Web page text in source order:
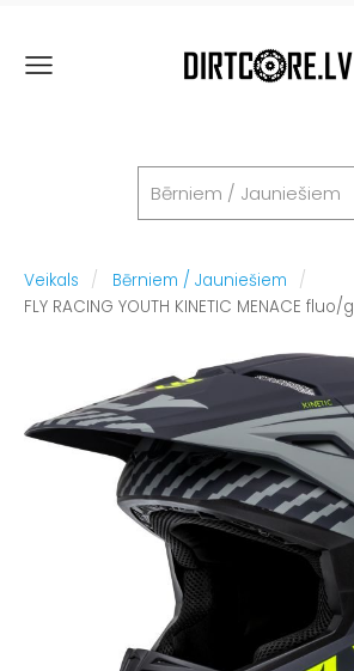
Bērniem / Jauniešiem
Veikals
Bērniem / Jauniešiem
FLY RACING YOUTH KINETIC MENACE